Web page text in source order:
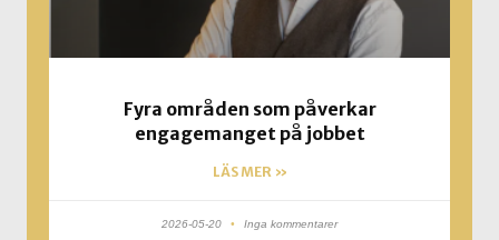
Fyra områden som påverkar
engagemanget på jobbet
LÄS MER »
2026-05-20 Inga kommentarer